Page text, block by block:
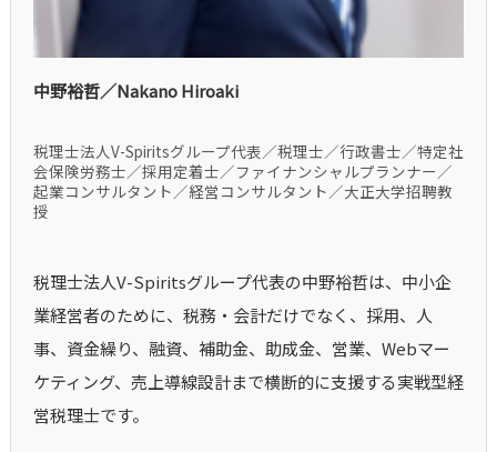
中野裕哲／Nakano Hiroaki
税理士法人V-Spiritsグループ代表／税理士／行政書士／特定社
会保険労務士／採用定着士／ファイナンシャルプランナー／
起業コンサルタント／経営コンサルタント／大正大学招聘教
授
税理士法人V-Spiritsグループ代表の中野裕哲は、中小企
業経営者のために、税務・会計だけでなく、採用、人
事、資金繰り、融資、補助金、助成金、営業、Webマー
ケティング、売上導線設計まで横断的に支援する実戦型経
営税理士です。